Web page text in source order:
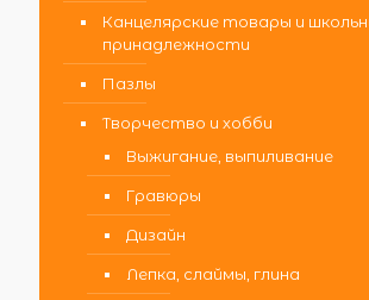
Канцелярские товары и
принадлежности
Пазлы
Творчество и хобби
Выжигание, выпиливание
Гравюры
Дизайн
Лепка, слаймы, глина